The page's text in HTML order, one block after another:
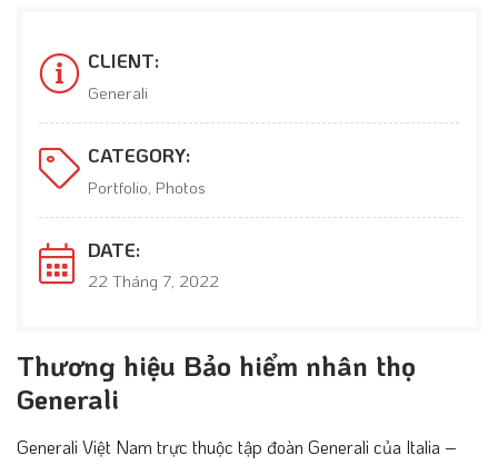
CLIENT:
Generali
CATEGORY:
Portfolio, Photos
DATE:
22 Tháng 7, 2022
Thương hiệu Bảo hiểm nhân thọ
Generali
Generali Việt Nam trực thuộc tập đoàn Generali của Italia –